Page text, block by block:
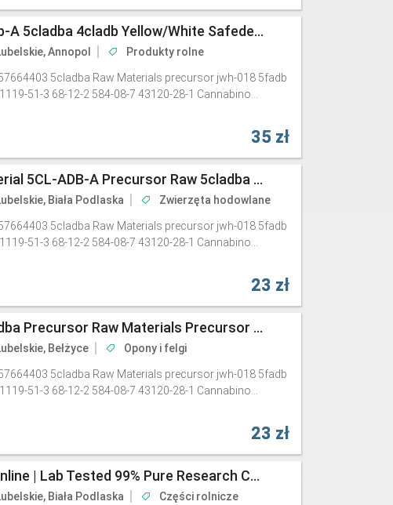
5cl-Adb-A 5cl-Adb-A 5cladba 4cladb Yellow/white Safedelivery
Annopol Produkty rolne
5cladba Raw Materials precursor jwh-018 5fadb
51-3 68-12-2 584-08-7 43120-28-1 Cannabino...
35 zł
5cladba Raw Material 5CL-ADB-A Precursor Raw 5cladba 5f Adb 4fadb
Biała Podlaska Zwierzęta hodowlane
5cladba Raw Materials precursor jwh-018 5fadb
51-3 68-12-2 584-08-7 43120-28-1 Cannabino...
23 zł
Cannabinoid 5cladba Precursor Raw Materials Precursor Jwh-018 5fadb Adbb
Bełżyce Opony i felgi
5cladba Raw Materials precursor jwh-018 5fadb
51-3 68-12-2 584-08-7 43120-28-1 Cannabino...
23 zł
Buy 5CL-ADB-A Online | Lab Tested 99% Pure Research Chemical Powder (10g+)
Biała Podlaska Części rolnicze